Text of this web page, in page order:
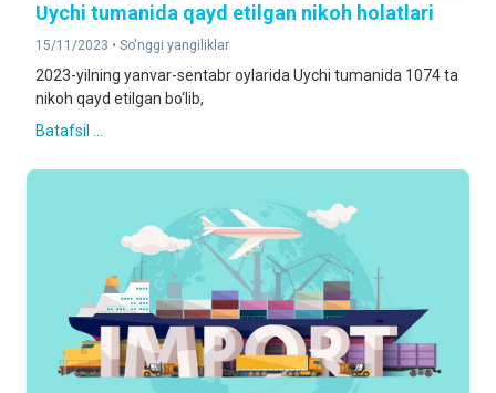
Uychi tumanida qayd etilgan nikoh holatlari
15/11/2023 • So'nggi yangiliklar
2023-yilning yanvar-sentabr oylarida Uychi tumanida 1074 ta
nikoh qayd etilgan bo‘lib,
Batafsil ...